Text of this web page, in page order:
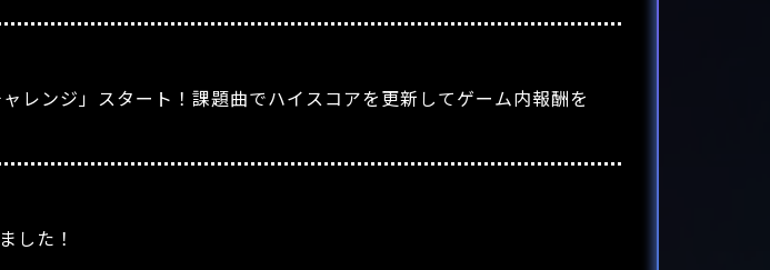
レンジ」スタート！課題曲でハイスコアを更新してゲーム内報酬を
した！